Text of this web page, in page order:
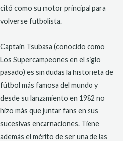
citó como su motor principal para
volverse futbolista.
Captain Tsubasa (conocido como
Los Supercampeones en el siglo
pasado) es sin dudas la historieta de
fútbol más famosa del mundo y
desde su lanzamiento en 1982 no
hizo más que juntar fans en sus
sucesivas encarnaciones. Tiene
además el mérito de ser una de las